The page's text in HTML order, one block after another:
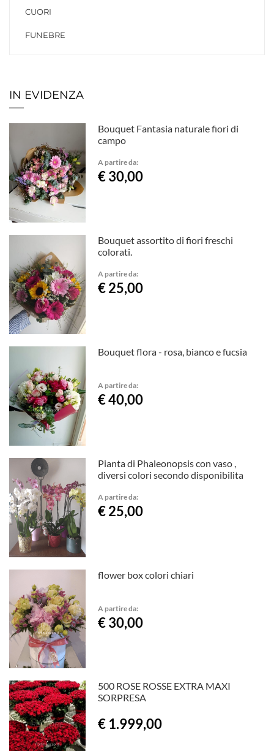
CUORI
FUNEBRE
IN EVIDENZA
Bouquet Fantasia naturale fiori di
campo
A partire da:
€ 30,00
Bouquet assortito di fiori freschi
colorati.
A partire da:
€ 25,00
Bouquet flora - rosa, bianco e fucsia
A partire da:
€ 40,00
Pianta di Phaleonopsis con vaso ,
diversi colori secondo disponibilita
A partire da:
€ 25,00
flower box colori chiari
A partire da:
€ 30,00
500 ROSE ROSSE EXTRA MAXI
SORPRESA
€ 1.999,00